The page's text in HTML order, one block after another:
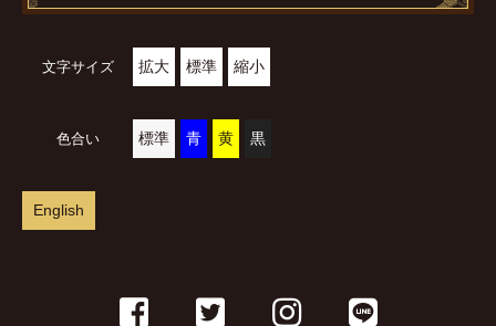
文字サイズ 拡大 標準 縮小
色合い 標準 青 黄 黒
English